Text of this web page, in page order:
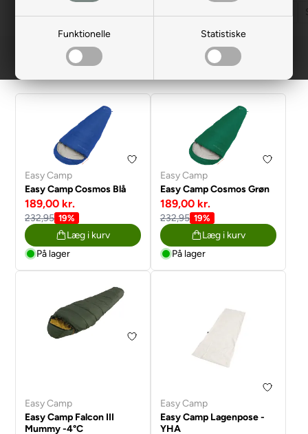
Funktionelle Statistiske
Easy Camp
Easy Camp Cosmos Blå
189,00 kr.
232,95 19%
Læg i kurv
På lager
Easy Camp
Easy Camp Cosmos Grøn
189,00 kr.
232,95 19%
Læg i kurv
På lager
Easy Camp
Easy Camp Falcon III
Mummy -4°C
Easy Camp
Easy Camp Lagenpose -
YHA